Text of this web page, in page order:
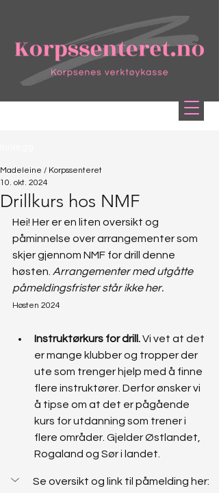
Drillkurs hos NMF
Madeleine / Korpssenteret
10. okt. 2024
Hei! Her er en liten oversikt og
påminnelse over arrangementer som
skjer gjennom NMF for drill denne
høsten. Arrangementer med utgåtte
påmeldingsfrister står ikke her.
Høsten 2024
Instruktørkurs for drill. Vi vet at det
er mange klubber og tropper der
ute som trenger hjelp med å finne
flere instruktører. Derfor ønsker vi
å tipse om at det er pågående
kurs for utdanning som trener i
flere områder. Gjelder Østlandet,
Rogaland og Sør i landet.
Se oversikt og link til påmelding her: